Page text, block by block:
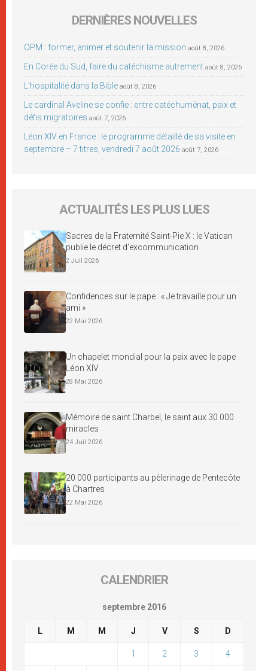
DERNIÈRES NOUVELLES
OPM : former, animer et soutenir la mission août 8, 2026
En Corée du Sud, faire du catéchisme autrement août 8, 2026
L’hospitalité dans la Bible août 8, 2026
Le cardinal Aveline se confie : entre catéchuménat, paix et
défis migratoires août 7, 2026
Léon XIV en France : le programme détaillé de sa visite en
septembre – 7 titres, vendredi 7 août 2026 août 7, 2026
ACTUALITÉS LES PLUS LUES
Sacres de la Fraternité Saint-Pie X : le Vatican
publie le décret d’excommunication
2 Juil 2026
Confidences sur le pape : « Je travaille pour un
ami »
22 Mai 2026
Un chapelet mondial pour la paix avec le pape
Léon XIV
28 Mai 2026
Mémoire de saint Charbel, le saint aux 30 000
miracles
24 Juil 2026
20 000 participants au pèlerinage de Pentecôte
à Chartres
22 Mai 2026
CALENDRIER
septembre 2016
L M M J V S D
1 2 3 4